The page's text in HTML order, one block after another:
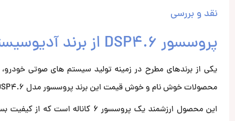
نقد و بررسی
پروسسور DSP4.6 از برند آدیوسیستم
یکی از برندهای مطرح در زمینه تولید سیستم های صوتی
محصولات خوش نام و خوش قیمت این برند پروسسور مدل DSP4.6 است.
این محصول ارزشمند یک پروسسور 6